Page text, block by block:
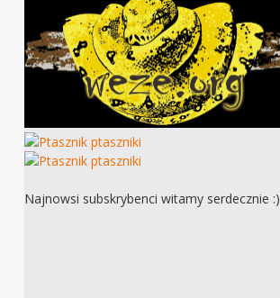
Najnowsi subskrybenci witamy serdecznie :)